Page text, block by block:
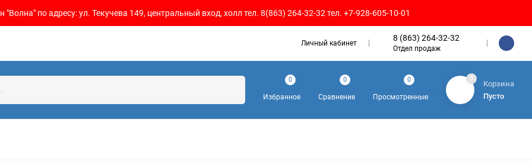
по адресу: ул. Текучева 149, центральный вход, холл тел. 8(863) 264-32-32 тел. +7-928-605-10-01
Личный кабинет
8 (863) 264-32-32
Отдел продаж
Избранное
0
Сравнение
0
Просмотренные
0 0
Корзина
Пусто